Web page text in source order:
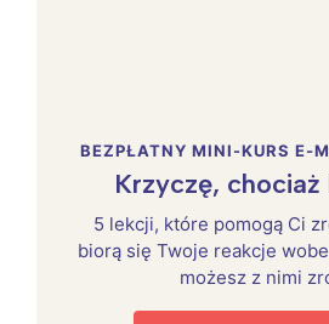
BEZPŁATNY MINI-KURS E-
Krzyczę, chociaż
5 lekcji, które pomogą Ci
biorą się Twoje reakcje
możesz z nimi